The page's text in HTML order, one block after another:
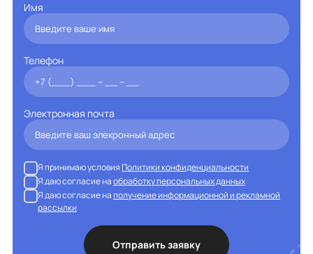
Имя
Телефон
Электронная почта
Я принимаю условияПолитики конфиденциальности
Я даю согласие наобработку персональных данных
Я даю согласие наполучение информационной и рекламной
рассылки
Отправить заявку